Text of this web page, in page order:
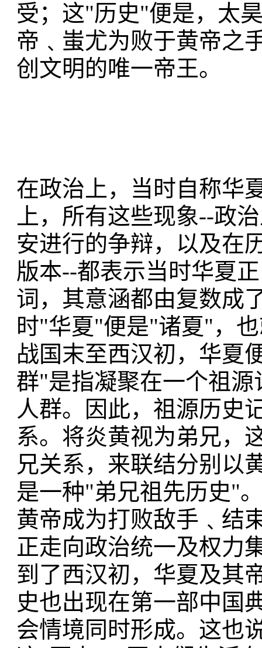
受；这"历史"便是，太
帝﹑蚩尤为败于黄帝之
创文明的唯一帝王。
在政治上，当时自称华
上，所有这些现象--政
安进行的争辩，以及在
版本--都表示当时华夏
词，其意涵都由复数成
时"华夏"便是"诸夏"，
战国末至西汉初，华夏
群"是指凝聚在一个祖
人群。因此，祖源历史
系。将炎黄视为弟兄，
兄关系，来联结分别以
是一种"弟兄祖先历史"
黄帝成为打败敌手﹑结
正走向政治统一及权力
到了西汉初，华夏及其
史也出现在第一部中国
会情境同时形成。这也